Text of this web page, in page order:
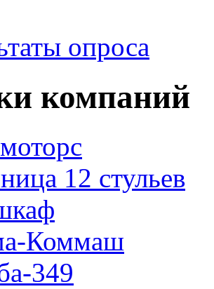
опроса
компаний
12 стульев
Коммаш
349